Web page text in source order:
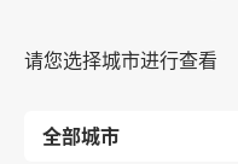
请您选择城市进行查看